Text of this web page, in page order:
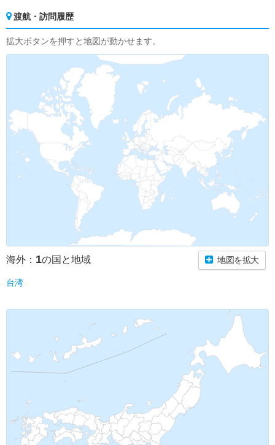
渡航・訪問履歴
拡大ボタンを押すと地図が動かせます。
海外： 1の国と地域 地図を拡大
台湾